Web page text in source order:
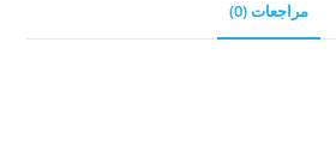
مراجعات (0)